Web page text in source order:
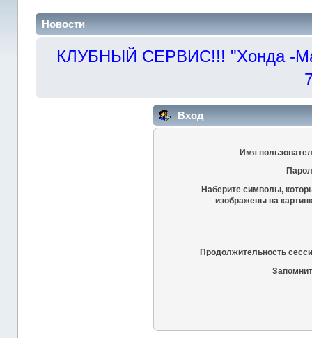
Новости
КЛУБНЫЙ СЕРВИС!!! "Хонда -
Вход
Имя
Наберите символы,
изображены на
Продолжительность